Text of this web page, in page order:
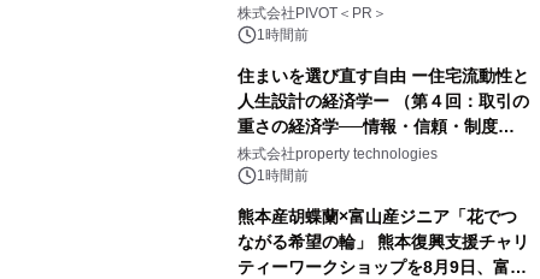
ー】株式会社PIVOT
株式会社PIVOT＜PR＞
1時間前
住まいを選び直す自由 ー住宅流動性と
人生設計の経済学ー （第４回：取引の
重さの経済学──情報・信頼・制度を
PropTechはどう組み替えるか）｜
PropTech-Lab
株式会社property technologies
1時間前
熊本産胡蝶蘭×富山産ジニア「花でつ
ながる希望の輪」 熊本復興支援チャリ
ティーワークショップを8月9日、富